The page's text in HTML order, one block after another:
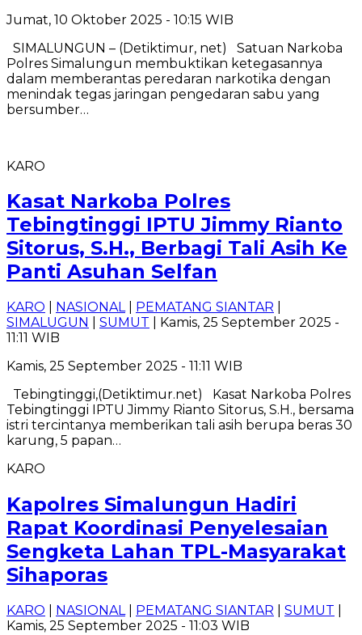
Jumat, 10 Oktober 2025 - 10:15 WIB
SIMALUNGUN – (Detiktimur, net) Satuan Narkoba
Polres Simalungun membuktikan ketegasannya
dalam memberantas peredaran narkotika dengan
menindak tegas jaringan pengedaran sabu yang
bersumber…
KARO
Kasat Narkoba Polres
Tebingtinggi IPTU Jimmy Rianto
Sitorus, S.H., Berbagi Tali Asih Ke
Panti Asuhan Selfan
KARO NASIONAL| PEMATANG SIANTAR
SIMALUGUN
SUMUT | Kamis, 25 September 2025 -
11:11 WIB
Kamis, 25 September 2025 - 11:11 WIB
Tebingtinggi,(Detiktimur.net) Kasat Narkoba Polres
Tebingtinggi IPTU Jimmy Rianto Sitorus, S.H., bersama
istri tercintanya memberikan tali asih berupa beras 30
karung, 5 papan…
KARO
Kapolres Simalungun Hadiri
Rapat Koordinasi Penyelesaian
Sengketa Lahan TPL-Masyarakat
Sihaporas
KARO NASIONAL| PEMATANG SIANTAR SUMUT
Kamis, 25 September 2025 - 11:03 WIB